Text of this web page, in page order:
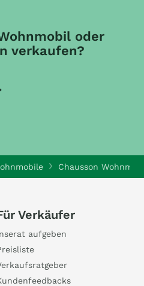
oder
verkaufen?
Chausson
Verkäufer
aufgeben